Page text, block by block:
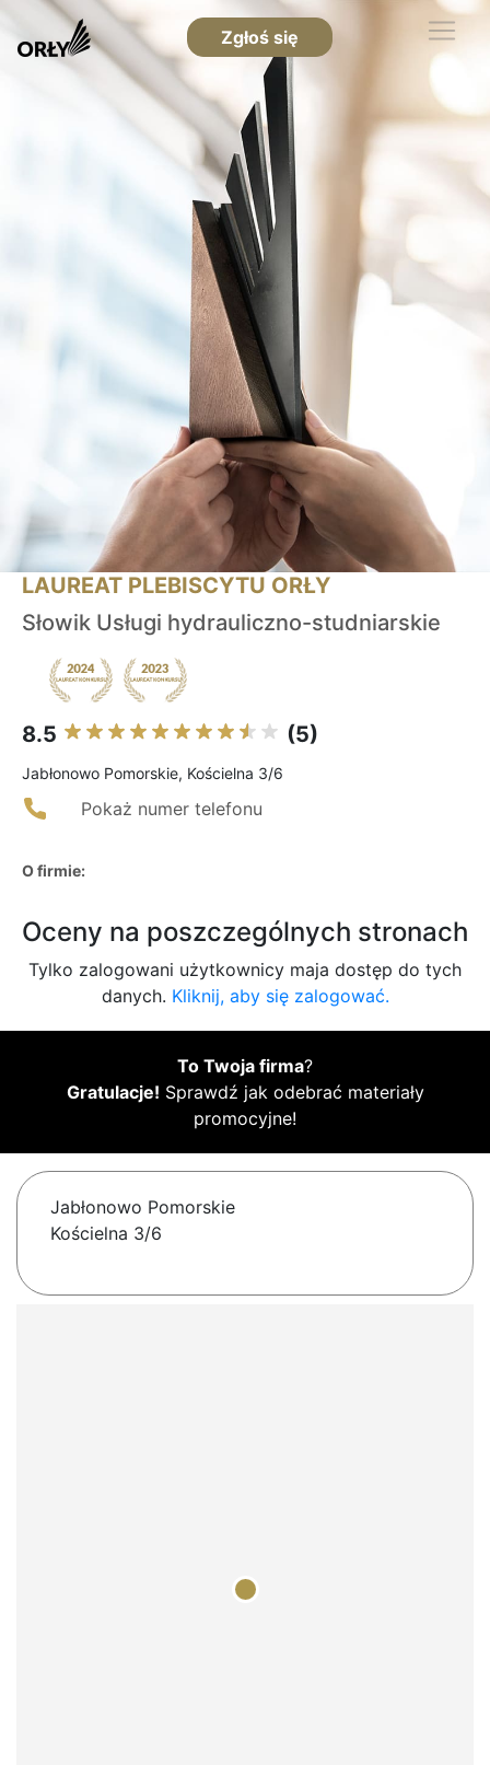
Zgłoś się
LAUREAT PLEBISCYTU ORŁY
Słowik Usługi hydrauliczno-studniarskie
8.5 (5)
Jabłonowo Pomorskie, Kościelna 3/6
Pokaż numer telefonu
O firmie:
Oceny na poszczególnych stronach
Tylko zalogowani użytkownicy maja dostęp do tych
danych. Kliknij, aby się zalogować.
To Twoja firma?
Gratulacje! Sprawdź jak odebrać materiały
promocyjne!
Jabłonowo Pomorskie
Kościelna 3/6